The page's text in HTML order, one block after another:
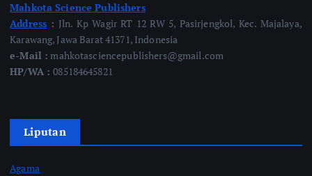
Mahkota Science Publishers
Address : Jln. Kp Wagir RT 12 RW 5, Pasirjengkol, Kec. Majalaya,
Karawang, Jawa Barat 41371, Indonesia
e-Mail : mahkotasciencepublishers@gmail.com
HP/WA :085184645821
Liputan
Agama